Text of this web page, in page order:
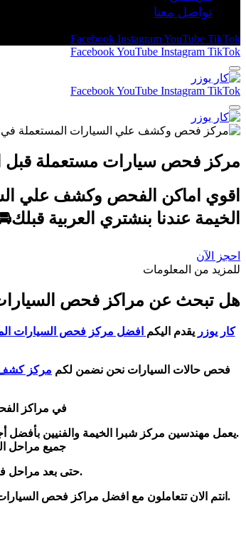
تواصل معنا
Facebook InstagramYouTube TikTok
FacebookYouTube Instagram TikTok
FacebookYouTube Instagram TikTok
مركز فحص سيارات مستعملة قبل
اقوي اماكن الفحص وكشف علي
الخيمة عندنا بنشتري العربية
احجز الآن
للمزيد من المعلومات
هل تبحث عن مراكز فحص
كار يوزر يقدم اليكم افضل مركز فحص السيارات
فحص حالات السيارات نحن نضمن لكم مركز كشف
في مراكز
.يعمل مهندسين مركز شبرا الخيمة والفنيين
جميع مراحل
.حتى بعد مراحل
.انتم الان تتعاملون مع افضل مراكز فحص